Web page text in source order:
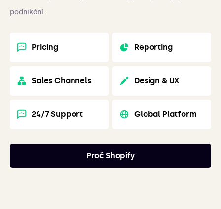
podnikání.
Pricing Reporting
Sales Channels Design & UX
24/7 Support Global Platform
Proč Shopify